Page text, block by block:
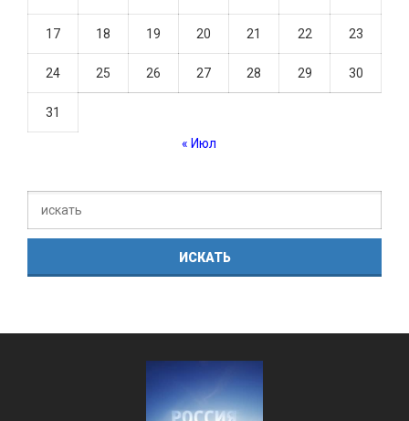
17 18 19 20 21 22 23
24 25 26 27 28 29 30
31
« Июл